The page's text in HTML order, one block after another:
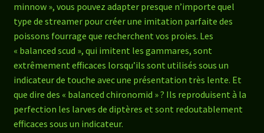
minnow », vous pouvez adapter presque n’importe quel
type de streamer pour créer une imitation parfaite des
poissons fourrage que recherchent vos proies. Les
« balanced scud », qui imitent les gammares, sont
extrêmement efficaces lorsqu’ils sont utilisés sous un
indicateur de touche avec une présentation très lente. Et
que dire des « balanced chironomid » ? Ils reproduisent à la
perfection les larves de diptères et sont redoutablement
efficaces sous un indicateur.